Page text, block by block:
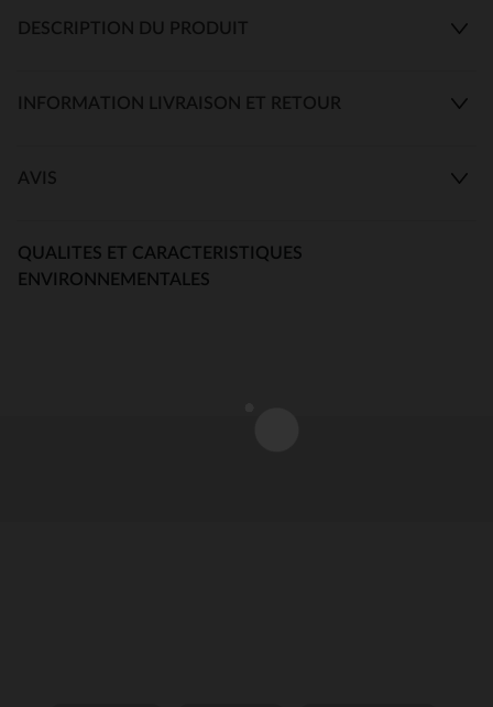
DESCRIPTION DU PRODUIT
INFORMATION LIVRAISON ET RETOUR
AVIS
QUALITES ET CARACTERISTIQUES
ENVIRONNEMENTALES